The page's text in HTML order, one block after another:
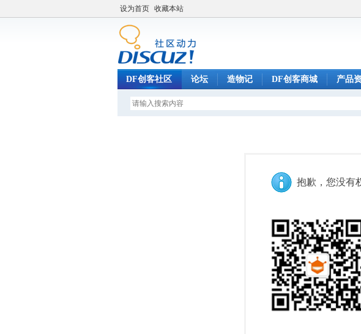
设为首页 收藏本站
DF创客社区 论坛 造物记 DF创客商城 产品
抱歉，您没有